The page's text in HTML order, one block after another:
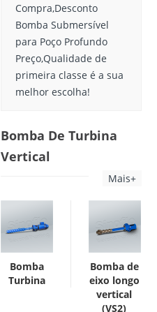
Compra,Desconto
Bomba Submersível
para Poço Profundo
Preço,Qualidade de
primeira classe é a sua
melhor escolha!
Bomba De Turbina
Vertical
Mais+
Bomba
Turbina
Bomba de
eixo longo
vertical
(VS2)